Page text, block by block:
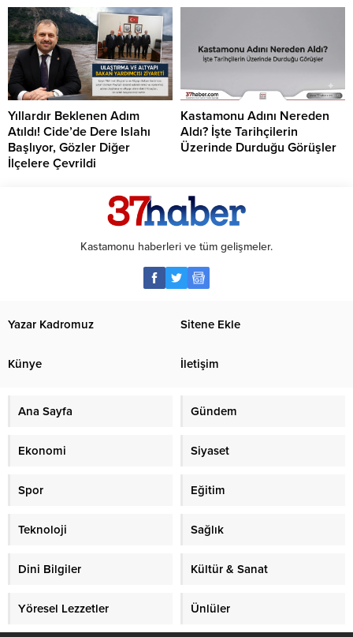
Yıllardır Beklenen Adım
Atıldı! Cide’de Dere Islahı
Başlıyor, Gözler Diğer
İlçelere Çevrildi
Kastamonu Adını Nereden
Aldı? İşte Tarihçilerin
Üzerinde Durduğu Görüşler
Kastamonu haberleri ve tüm gelişmeler.
Yazar Kadromuz Sitene Ekle
Künye İletişim
Ana Sayfa Gündem
Ekonomi Siyaset
Spor Eğitim
Teknoloji Sağlık
Dini Bilgiler Kültür & Sanat
Yöresel Lezzetler Ünlüler